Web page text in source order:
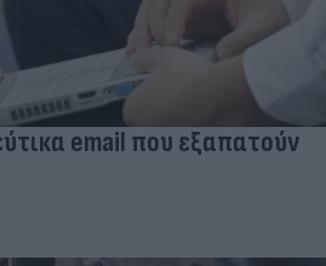
email που εξαπατούν